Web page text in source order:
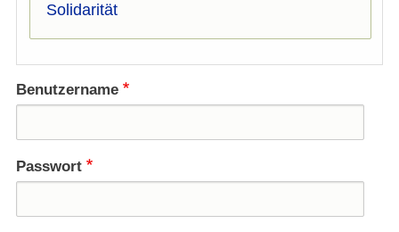
Solidarität
Benutzername
Passwort